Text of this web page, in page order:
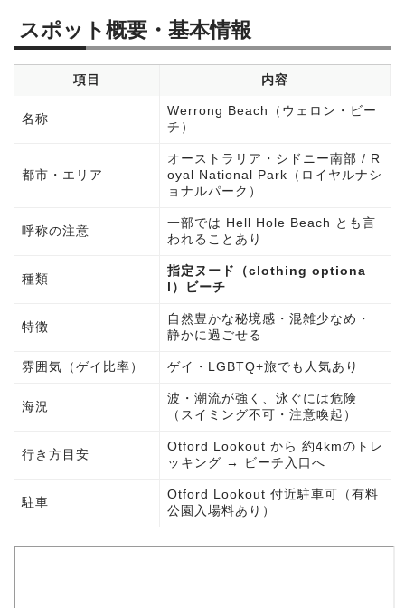
スポット概要・基本情報
項目 内容
名称
Werrong Beach（ウェロン・ビー
チ）
都市・エリア
オーストラリア・シドニー南部 / R
oyal National Park（ロイヤルナシ
ョナルパーク）
呼称の注意
一部では Hell Hole Beach とも言
われることあり
種類
指定ヌード（clothing optiona
l）ビーチ
特徴
自然豊かな秘境感・混雑少なめ・
静かに過ごせる
雰囲気（ゲイ比率） ゲイ・LGBTQ+旅でも人気あり
海況
波・潮流が強く、泳ぐには危険
（スイミング不可・注意喚起）
行き方目安
Otford Lookout から 約4kmのトレ
ッキング → ビーチ入口へ
駐車
Otford Lookout 付近駐車可（有料
公園入場料あり）